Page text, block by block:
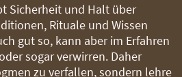
Sicherheit und Halt über
Rituale und Wissen
gut so, kann aber im Erfahren
sogar verwirren. Daher
zu verfallen, sondern lehre